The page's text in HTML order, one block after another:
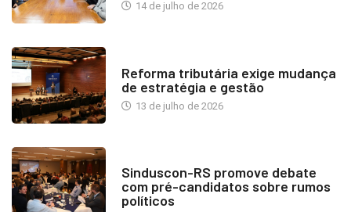
14 de julho de 2026
Reforma tributária exige mudança
de estratégia e gestão
13 de julho de 2026
Sinduscon-RS promove debate
com pré-candidatos sobre rumos
políticos